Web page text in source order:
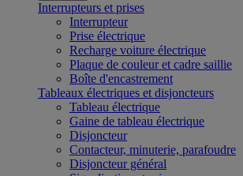
Interrupteurs et prises
Interrupteur
Prise électrique
Recharge voiture électrique
Plaque de couleur et cadre saillie
Boîte d'encastrement
Tableaux électriques et disjoncteurs
Tableau électrique
Gaine de tableau électrique
Disjoncteur
Contacteur, minuterie, parafoudre
Disjoncteur général